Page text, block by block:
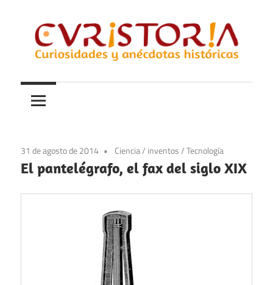
contenido
Curistoria
y
anécdotas
historia
31 de agosto de 2014 Ciencia/ inventos/Tecnología
El pantelégrafo, el fax del siglo XIX